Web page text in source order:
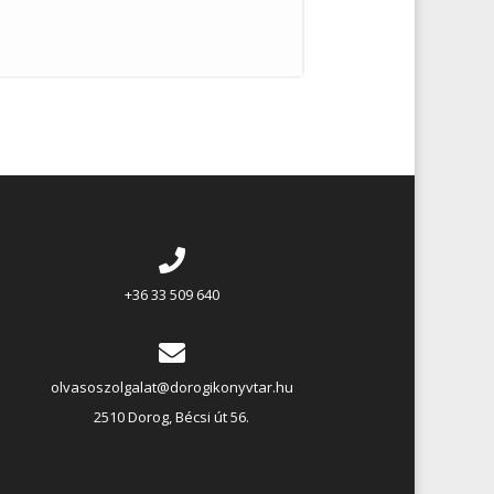
+36 33 509 640
olvasoszolgalat@dorogikonyvtar.hu
2510 Dorog, Bécsi út 56.